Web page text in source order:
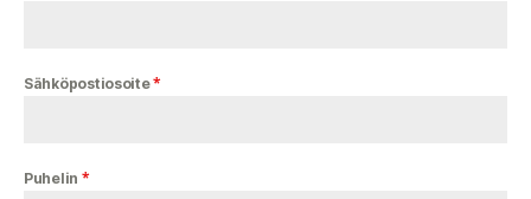
Sähköpostiosoite*
Puhelin *